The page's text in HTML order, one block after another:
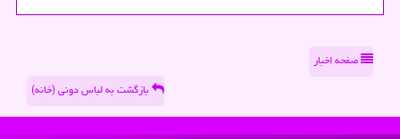
صفحه اخبار
بازگشت به لباس دونی (خانه)